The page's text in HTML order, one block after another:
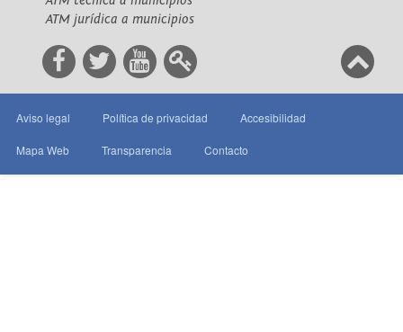
ATM jurídica a municipios
Aviso legal Política de privacidad Accesibilidad
Mapa Web Transparencia Contacto